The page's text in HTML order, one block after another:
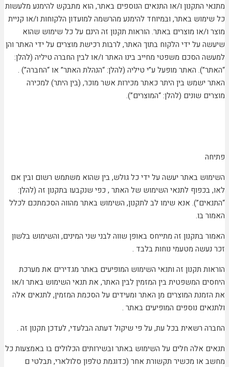
מתנאי התקנון ו/או התנאים הנוספים באתר, הוא מתבקש להימנע מלעשות
כל שימוש באתר, ובמיוחד להימנע מהרשמה למועדון הלקוחות ו/או קניית
מוצר ו/או מוצרים באתר. הוראות תקנון זה הינם על כל שימוש שהוא
שיעשה על ידי הלקוח בתוך האתר, לרבות רכישת מוצרים על ידי האתר והן
למעשה הסכם משפטי מחייב בינו האתר ו/או לבין החברה טיליה (להלן:
“האתר”). האתר מופעל ע”י טיליה (להלן: “הנהלת האתר” או “החברה”) .
האתר ישמש בין היתר כאתר מכירות אשר מוכר, (בין היתר) למכירה
מוצרים שונים (להלן: “המוצרים”).
פתיחה
השימוש באתר יעשה על ידי כל גולש, בין שהוא משתמש רשום ובין אם
לאו, בכפוף לתנאי השימוש של האתר , כפי שנקבעו בתקנון זה (להלן:
“התנאים”). אנא שימו לב לתקנון, השימוש באתר מהווה הסכמתכם לכלל
האמור בו.
האמור בתקנון זה מתייחס באופן שווה לבני שני המינים, והשימוש בלשון
זכר נעשה מטעמי נוחות בלבד .
הוראות תקנון זה ותנאי השימוש המופיעים באתר מגדירים את מערכת
היחסים המשפטית בין המזמין לבין האתר, את תנאי השימוש באתר ו/או
את הזמנת המוצרים מן האתר ומעידים על הסכמת המזמין, לתנאים אלה
ולתנאים נוספים המופיעים באתר .
החברה רשאית בכל עת, על פי שיקול דעתה הבלעדי, לעדכן תקנון זה .
תנאים אלה חלים על השימוש באתר ובשירותים הכלולים בו באמצעות כל
מחשב או מכשיר תקשורת אחר (כדוגמת טלפון סלולארי, תבלטי ם